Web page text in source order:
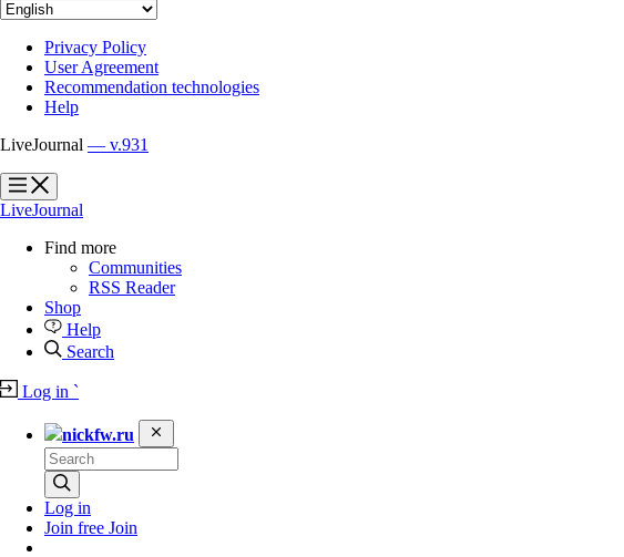
Privacy Policy
User Agreement
Recommendation technologies
Help
LiveJournal — v.931
?
?
LiveJournal
Find more
Communities
RSS Reader
Shop
Help
Search
Log in `
nickfw.ru
Log in
Join free Join